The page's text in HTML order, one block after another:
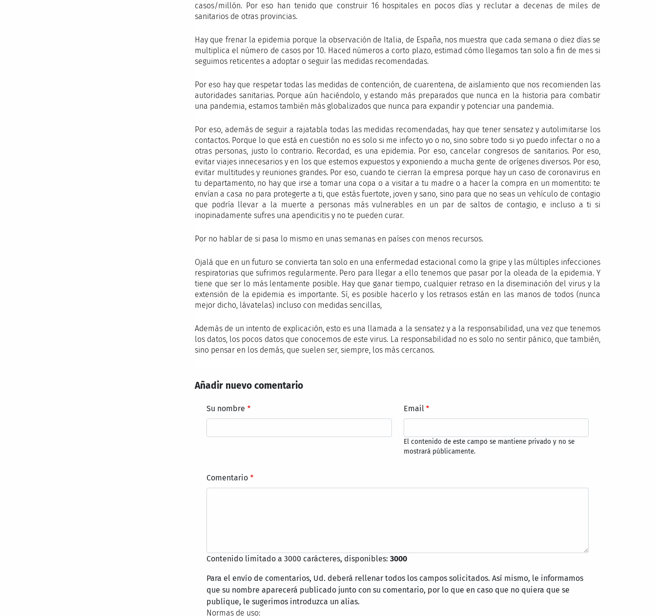
casos/millón. Por eso han tenido que construir 16 hospitales en pocos días y reclutar a decenas de miles de
sanitarios de otras provincias.
Hay que frenar la epidemia porque la observación de Italia, de España, nos muestra que cada semana o diez días se
multiplica el número de casos por 10. Haced números a corto plazo, estimad cómo llegamos tan solo a fin de mes si
seguimos reticentes a adoptar o seguir las medidas recomendadas.
Por eso hay que respetar todas las medidas de contención, de cuarentena, de aislamiento que nos recomienden las
autoridades sanitarias. Porque aún haciéndolo, y estando más preparados que nunca en la historia para combatir
una pandemia, estamos también más globalizados que nunca para expandir y potenciar una pandemia.
Por eso, además de seguir a rajatabla todas las medidas recomendadas, hay que tener sensatez y autolimitarse los
contactos. Porque lo que está en cuestión no es solo si me infecto yo o no, sino sobre todo si yo puedo infectar o no a
otras personas, justo lo contrario. Recordad, es una epidemia. Por eso, cancelar congresos de sanitarios. Por eso,
evitar viajes innecesarios y en los que estemos expuestos y exponiendo a mucha gente de orígenes diversos. Por eso,
evitar multitudes y reuniones grandes. Por eso, cuando te cierran la empresa porque hay un caso de coronavirus en
tu departamento, no hay que irse a tomar una copa o a visitar a tu madre o a hacer la compra en un momentito: te
envían a casa no para protegerte a ti, que estás fuertote, joven y sano, sino para que no seas un vehículo de contagio
que podría llevar a la muerte a personas más vulnerables en un par de saltos de contagio, e incluso a ti si
inopinadamente sufres una apendicitis y no te pueden curar.
Por no hablar de si pasa lo mismo en unas semanas en países con menos recursos.
Ojalá que en un futuro se convierta tan solo en una enfermedad estacional como la gripe y las múltiples infecciones
respiratorias que sufrimos regularmente. Pero para llegar a ello tenemos que pasar por la oleada de la epidemia. Y
tiene que ser lo más lentamente posible. Hay que ganar tiempo, cualquier retraso en la diseminación del virus y la
extensión de la epidemia es importante. Sí, es posible hacerlo y los retrasos están en las manos de todos (nunca
mejor dicho, lávatelas) incluso con medidas sencillas,
Además de un intento de explicación, esto es una llamada a la sensatez y a la responsabilidad, una vez que tenemos
los datos, los pocos datos que conocemos de este virus. La responsabilidad no es solo no sentir pánico, que también,
sino pensar en los demás, que suelen ser, siempre, los más cercanos.
Añadir nuevo comentario
Su nombre Email
El contenido de este campo se mantiene privado y no se
mostrará públicamente.
Comentario
Contenido limitado a 3000 carácteres, disponibles: 3000
Para el envío de comentarios, Ud. deberá rellenar todos los campos solicitados. Así mismo, le informamos
que su nombre aparecerá publicado junto con su comentario, por lo que en caso que no quiera que se
publique, le sugerimos introduzca un alias.
Normas de uso: